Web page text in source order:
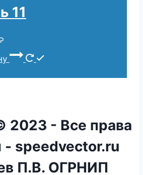
11
2023 - Все права
speedvector.ru
П.В. ОГРНИП